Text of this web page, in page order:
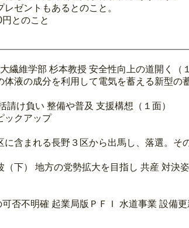
ゼントもあるとのこと。
とのこと
繊維学部 杉本教授 安全性向上の道開く（
液の成分を利用して電気を蓄える新型の
け負い 整備や普及 支援構想（１面）
ックアップ
含まれる長野３区から出馬し、落選。そ
下） 地方の党勢拡大を目指し 共産 対決
新悩む小規模町村／小水力発電 初期投資巨額